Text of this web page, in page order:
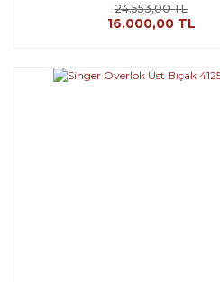
24.553,00 TL
16.000,00 TL